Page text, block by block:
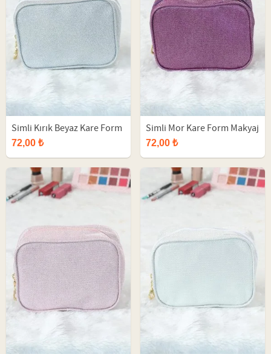
Simli Kırık Beyaz Kare Form
Makyaj Çantası
72,00 ₺
Simli Mor Kare Form Makyaj
Çantası
72,00 ₺